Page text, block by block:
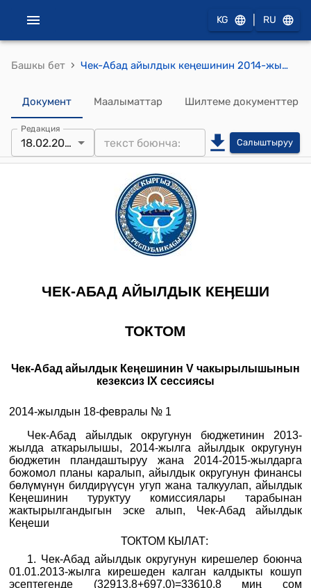
KG RU
Башкы бет › Чек-Абад айылдык кеңешинин 2014-жылдын 18-февралындагы № 1 (Чек-Абад айылдык округунун бюджетинин 2013-жылда аткарылышы, 2014-жылга айылдык округунун бюджетин пландаштыруу жана 2014-2015-жылдарга божомол планы каралып, айылдык округунун финансы бөлүмүнүн билдирүүсүн угуп жана талкуулоо жөнүндө) токтому
Документ Маалыматтар Шилтеме документтер
Редакция
18.02.2014 Салыштыруу